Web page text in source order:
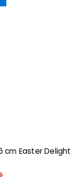
cm Easter Delight